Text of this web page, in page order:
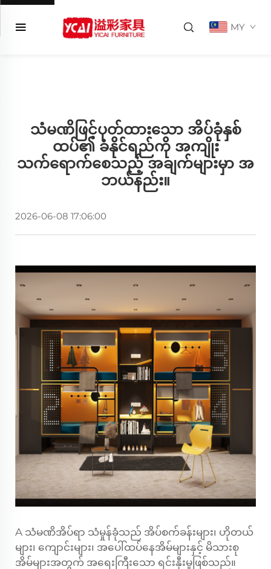
MY
သံမဏိဖြင့်ပုတ်ထားသော အိပ်ခုံနှစ်
ထပ်၏ ခံနိုင်ရည်ကို အကျိုး
သက်ရောက်စေသည့် အချက်များမှာ အ
ဘယ်နည်း။
2026-06-08 17:06:00
A သံမဏိအိပ်ရာ သံမှုန်ခုံသည် အိပ်စက်ခန်းများ၊ ဟိုတယ်
များ၊ ကျောင်းများ၊ အပေါ်ထပ်နေအိမ်များနှင့် မိသားစု
အိမ်များအတွက် အရေးကြီးသော ရင်းနှီးမှုဖြစ်သည်။